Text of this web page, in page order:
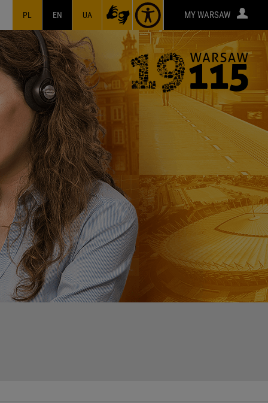
PL EN UA MY WARSAW